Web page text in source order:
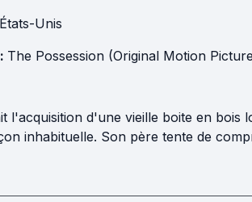
États-Unis
The Possession (Original Motion
l'acquisition d'une vieille boite en bois
inhabituelle. Son père tente de